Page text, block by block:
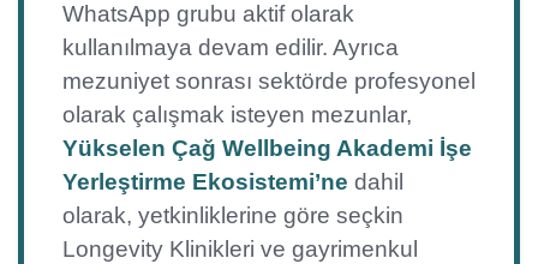
WhatsApp grubu aktif olarak
kullanılmaya devam edilir. Ayrıca
mezuniyet sonrası sektörde profesyonel
olarak çalışmak isteyen mezunlar,
Yükselen Çağ Wellbeing Akademi İşe
Yerleştirme Ekosistemi’ne dahil
olarak, yetkinliklerine göre seçkin
Longevity Klinikleri ve gayrimenkul